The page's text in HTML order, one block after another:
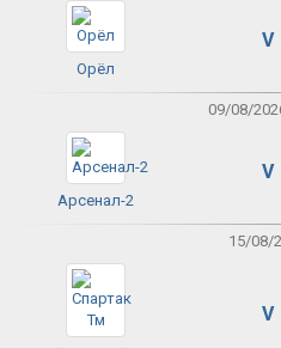
Орёл
V
09/08/
Арсенал-2
V
15/08/
V